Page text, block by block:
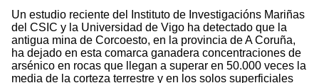
Un estudio reciente del Instituto de Investigacións Mariñas
del CSIC y la Universidad de Vigo ha detectado que la
antigua mina de Corcoesto, en la provincia de A Coruña,
ha dejado en esta comarca ganadera concentraciones de
arsénico en rocas que llegan a superar en 50.000 veces la
media de la corteza terrestre y en los solos superficiales